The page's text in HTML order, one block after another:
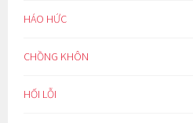
HÁO HỨC
CHỒNG KHÔN
HỐI LỖI